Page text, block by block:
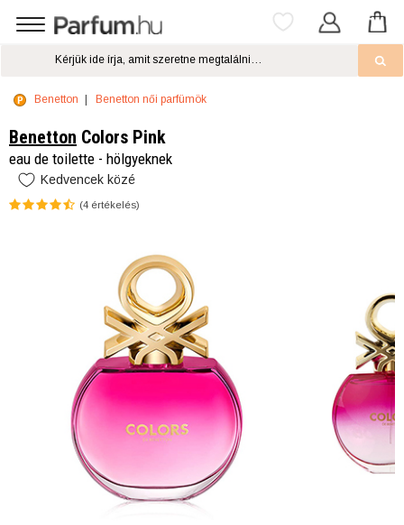
Benetton Benetton női parfümök
Benetton Colors Pink
eau de toilette - hölgyeknek
Kedvencek közé
(4 értékelés)